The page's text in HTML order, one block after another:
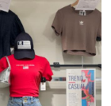
荷。買取も強化